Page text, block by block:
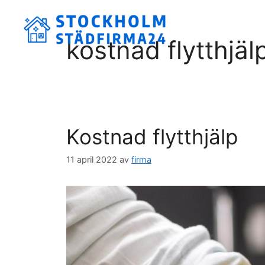
innehåll
kostnad
Kostnad flytthjälp
11 april 2022 av firma